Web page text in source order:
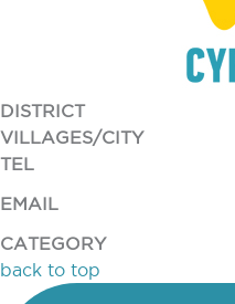
DISTRICT
VILLAGES/CITY
TEL
EMAIL
CATEGORY
back to top